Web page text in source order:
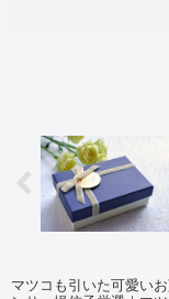
マツコも引いた可愛い